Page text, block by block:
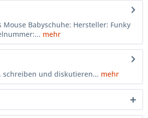
Mouse Babyschuhe: Hersteller: Funky
mehr
schreiben und diskutieren... mehr